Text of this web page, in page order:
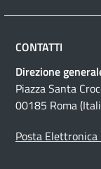
CONTATTI
Direzione
Piazza Santa
00185 Roma
Posta